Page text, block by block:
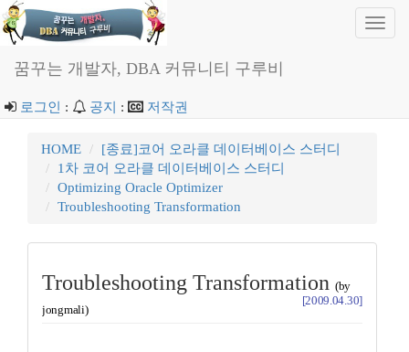
꿈꾸는 개발자, DBA 커뮤니티 구루비
로그인 : 공지 : 저작권
HOME
[종료]코어 오라클 데이터베이스 스터디
1차 코어 오라클 데이터베이스 스터디
Optimizing Oracle Optimizer
Troubleshooting Transformation
Troubleshooting Transformation (by
jongmali)
[2009.04.30]